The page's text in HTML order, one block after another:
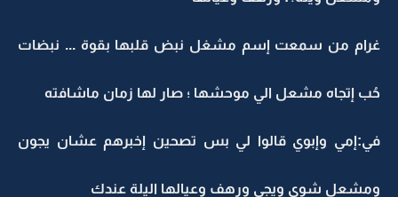
غرام من سمعت إسم مشغل نبض قلبها بقوة ... نبضات
حُب إتجاه مشعل الي موحشها ؛ صار لها زمان ماشافته
في:إمي وإبوي قالوا لي بس تصحين إخبرهم عشان يجون
ومشعل شوي ويجي ورهف وعيالها اليلة عندك